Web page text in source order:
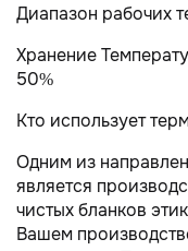
Диапазон рабочих
Хранение
50%
Кто использует
Одним из
является
чистых бланков
Вашем